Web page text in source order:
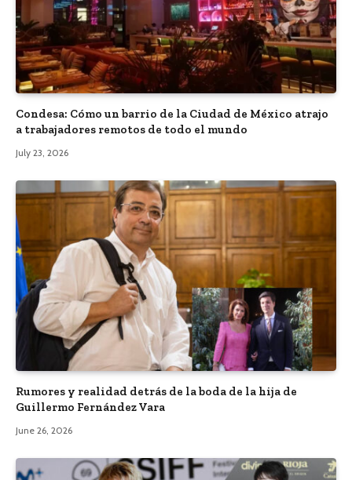
Condesa: Cómo un barrio de la Ciudad de México atrajo
a trabajadores remotos de todo el mundo
July 23, 2026
Rumores y realidad detrás de la boda de la hija de
Guillermo Fernández Vara
June 26, 2026